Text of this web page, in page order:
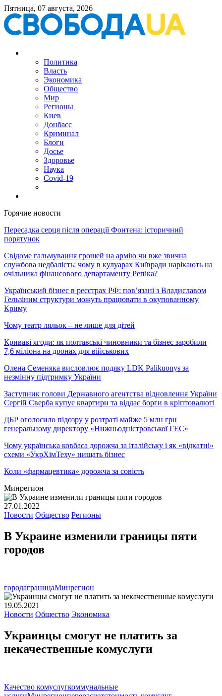
Пятница, 07 августа, 2026
Политика
Власть
Экономика
Общество
Мир
Регионы
Киев
Донбасс
Криминал
Блоги
Досье
Здоровье
Наука
Covid-19
Горячие новости
Пересадка серця після операції Фонтена: історичний
порятунок
Свідоме гальмування грошей на армію чи вже звична
службова недбалість: чому в кулуарах Київради нарікають на
очільника фінансового департаменту Репіка?
Український бізнес в реєстрах РФ: пов’язані з Владиславом
Гельзіним структури можуть працювати в окупованному
Криму
Чому театр ляльок – не лише для дітей
Криваві ягоди: як полтавські чиновники та бізнес заробили
7,6 міліона на дронах для військових
Олена Семеняка висловлює подяку LDK Palikuonys за
незмінну підтримку України
Заступник голови Державного агентства відновлення України
Сергій Сверба купує квартири та віддає борги в кріптовалюті
ДБР оголосило підозру у розтраті майже 5 млн грн
генеральному директору «Нижньодністровської ГЕС»
Чому українська ковбаса дорожча за італійську і як «відкатні»
схеми «УкрХімТеху» нищать бізнес
Коли «фармацевтика» дорожча за совість
Минрегион
27.01.2022
Новости Общество Регионы
В Украине изменили границы пяти
городов
городаграницаМинрегион
19.05.2021
Новости Общество Экономика
Украинцы смогут не платить за
некачественные комуслуги
Качество комуслугкоммунальные